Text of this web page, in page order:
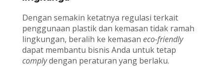
Dengan semakin ketatnya regulasi terkait
penggunaan plastik dan kemasan tidak ramah
lingkungan, beralih ke kemasan eco-friendly
dapat membantu bisnis Anda untuk tetap
complydengan peraturan yang berlaku.